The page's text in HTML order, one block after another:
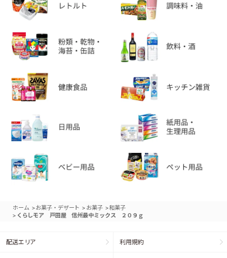
ホーム >お菓子・デザート > お菓子 >和菓子
> くらしモア 戸田屋 信州最中ミックス ２０９ｇ
配送エリア 利用規約